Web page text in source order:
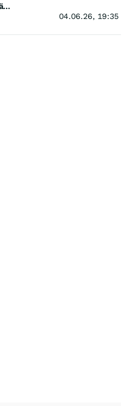
Diskussion und Einschätzungen zu Aurinia Pharmaceuticals
04.06.26, 19:35